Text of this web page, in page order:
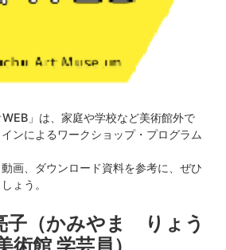
」は、家庭や学校など美術館外で
ンによるワークショップ・プログラム
画、ダウンロード資料を参考に、ぜひ
ょう。
（かみやま りょう